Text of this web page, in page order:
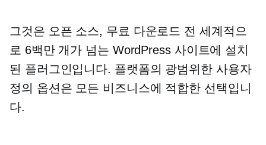
그것은 오픈 소스, 무료 다운로드 전 세계적으
로 6백만 개가 넘는 WordPress 사이트에 설치
된 플러그인입니다. 플랫폼의 광범위한 사용자
정의 옵션은 모든 비즈니스에 적합한 선택입니
다.